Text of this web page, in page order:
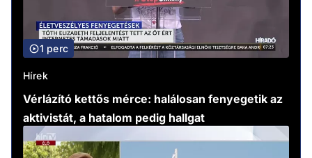
1 perc
Hírek
Vérlázító kettős mérce: halálosan fenyegetik az
aktivistát, a hatalom pedig hallgat